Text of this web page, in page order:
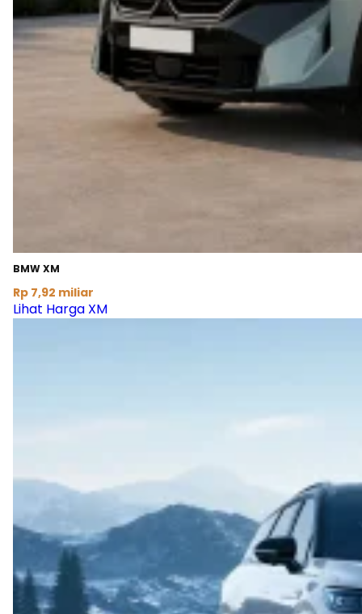
BMW XM
Rp 7,92 miliar
Lihat Harga XM